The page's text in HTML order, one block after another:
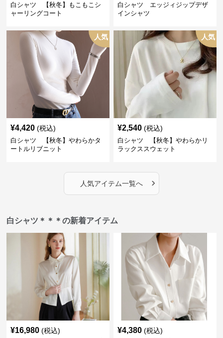
白シャツ 【秋冬】もこもこシ
ャーリングコート
白シャツ エッジィジップデザ
インシャツ
人気
¥4,420 (税込)
白シャツ 【秋冬】やわらかタ
ートルリブニット
人気
¥2,540 (税込)
白シャツ 【秋冬】やわらかリ
ラックススウェット
人気アイテム一覧へ ›
白シャツ＊＊＊の新着アイテム
¥16,980 (税込) ¥4,380 (税込)